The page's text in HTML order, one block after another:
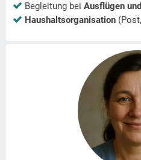
Begleitung bei Ausflügen
Haushaltsorganisation